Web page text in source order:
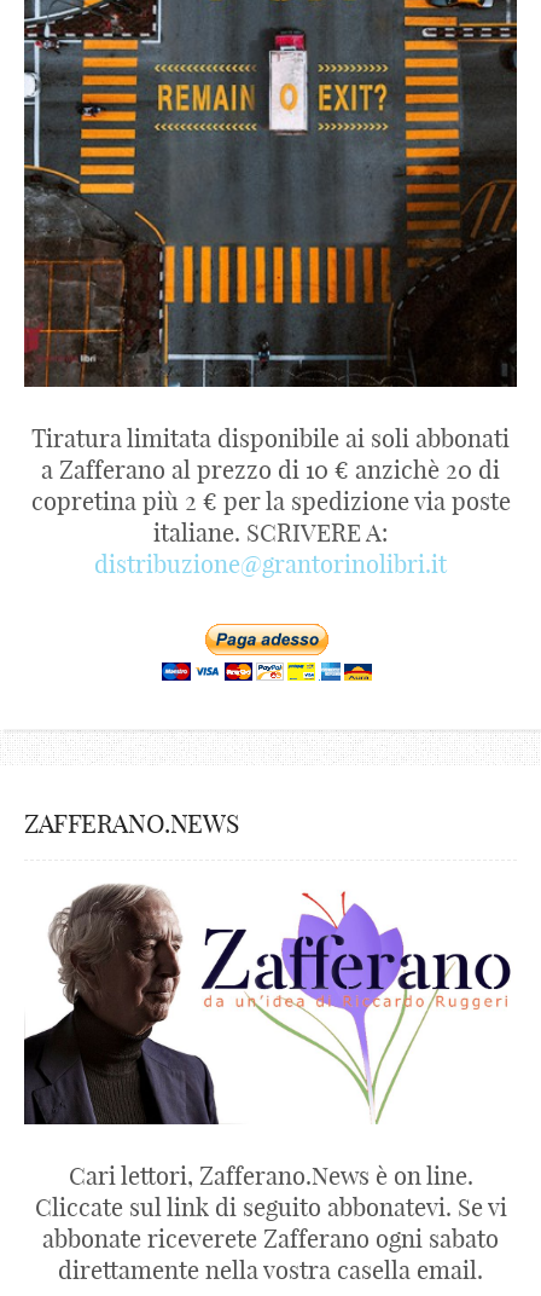
Tiratura limitata disponibile ai soli abbonati
a Zafferano al prezzo di 10 € anzichè 20 di
copretina più 2 € per la spedizione via poste
italiane. SCRIVERE A:
distribuzione@grantorinolibri.it
ZAFFERANO.NEWS
Cari lettori, Zafferano.News è on line.
Cliccate sul link di seguito abbonatevi. Se vi
abbonate riceverete Zafferano ogni sabato
direttamente nella vostra casella email.